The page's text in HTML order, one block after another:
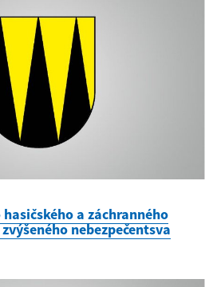
a záchranného
nebezpečentsva